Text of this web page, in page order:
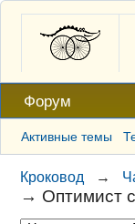
Форум
Активные темы
Кроковод →
→ Оптимист